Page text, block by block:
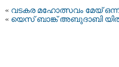
« വടകര മഹോത്സവം മേയ്
« യെസ് ബാങ്ക് അബുദാബി